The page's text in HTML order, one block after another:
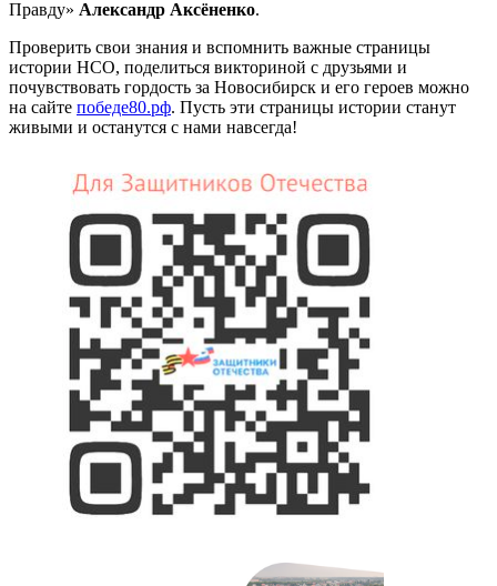
Правду» Александр Аксёненко.
Проверить свои знания и вспомнить важные страницы
истории НСО, поделиться викториной с друзьями и
почувствовать гордость за Новосибирск и его героев можно
на сайте победе80.рф. Пусть эти страницы истории станут
живыми и останутся с нами навсегда!